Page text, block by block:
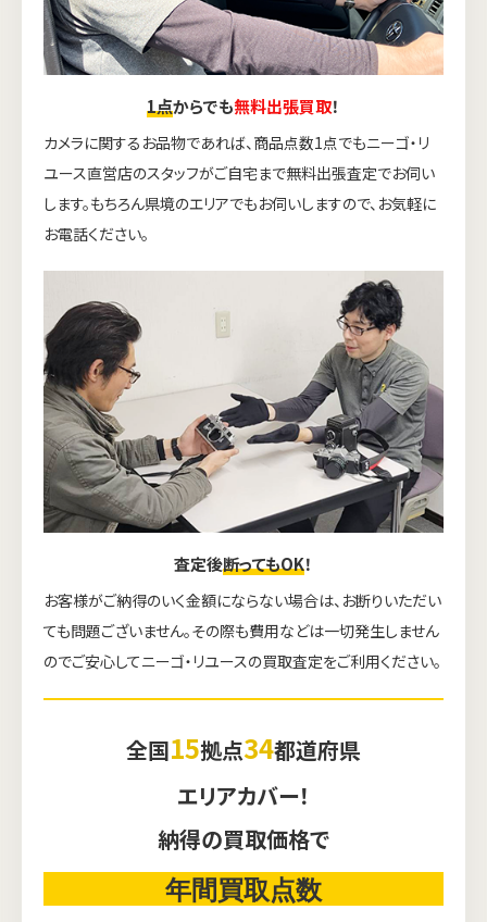
ウェブから1分
かんたん査定見積
フリーダイヤル
0120-1212-25
1点からでも無料出張買取！
カメラに関するお品物であれば、商品点数1点でもニーゴ・リ
ユース直営店のスタッフがご自宅まで無料出張査定でお伺い
します。もちろん県境のエリアでもお伺いしますので、お気軽に
お電話ください。
査定後断ってもOK！
お客様がご納得のいく金額にならない場合は、お断りいただい
ても問題ございません。その際も費用などは一切発生しません
のでご安心してニーゴ・リユースの買取査定をご利用ください。
全国15拠点34都道府県
エリアカバー！
納得の買取価格で
年間買取点数